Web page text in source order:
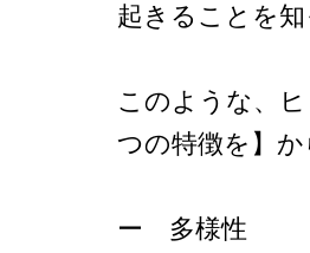
起きることを
このような、
つの特徴を】
ー 多様性 ：